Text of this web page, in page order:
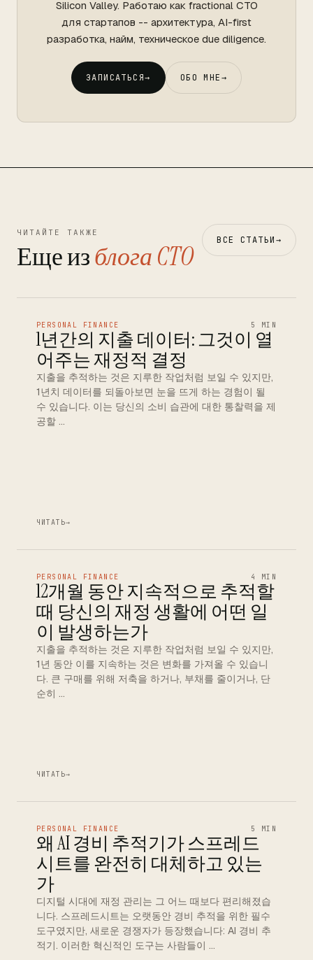
Silicon Valley. Работаю как fractional CTO
для стартапов -- архитектура, AI-first
разработка, найм, техническое due diligence.
ЗАПИСАТЬСЯ→ ОБО МНЕ→
ЧИТАЙТЕ ТАКЖЕ
Еще изблога CTO ВСЕ СТАТЬИ→
PERSONAL FINANCE 5 MIN
1년간의 지출 데이터: 그것이 열
어주는 재정적 결정
지출을 추적하는 것은 지루한 작업처럼 보일 수 있지만,
1년치 데이터를 되돌아보면 눈을 뜨게 하는 경험이 될
수 있습니다. 이는 당신의 소비 습관에 대한 통찰력을 제
공할 …
ЧИТАТЬ→
PERSONAL FINANCE 4 MIN
12개월 동안 지속적으로 추적할
때 당신의 재정 생활에 어떤 일
이 발생하는가
지출을 추적하는 것은 지루한 작업처럼 보일 수 있지만,
1년 동안 이를 지속하는 것은 변화를 가져올 수 있습니
다. 큰 구매를 위해 저축을 하거나, 부채를 줄이거나, 단
순히 …
ЧИТАТЬ→
PERSONAL FINANCE 5 MIN
왜 AI 경비 추적기가 스프레드
시트를 완전히 대체하고 있는
가
디지털 시대에 재정 관리는 그 어느 때보다 편리해졌습
니다. 스프레드시트는 오랫동안 경비 추적을 위한 필수
도구였지만, 새로운 경쟁자가 등장했습니다: AI 경비 추
적기. 이러한 혁신적인 도구는 사람들이 …